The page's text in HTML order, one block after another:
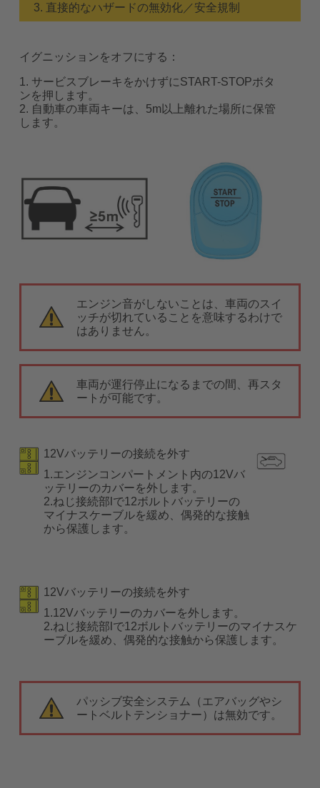
3. 直接的なハザードの無効化／安全規制
イグニッションをオフにする：
1. サービスブレーキをかけずにSTART-STOPボタ
ンを押します。
2. 自動車の車両キーは、5m以上離れた場所に保管
します。
エンジン音がしないことは、車両のスイ
ッチが切れていることを意味するわけで
はありません。
車両が運行停止になるまでの間、再スタ
ートが可能です。
12Vバッテリーの接続を外す
1.エンジンコンパートメント内の12Vバ
ッテリーのカバーを外します。
2.ねじ接続部lで12ボルトバッテリーの
マイナスケーブルを緩め、偶発的な接触
から保護します。
12Vバッテリーの接続を外す
1.12Vバッテリーのカバーを外します。
2.ねじ接続部lで12ボルトバッテリーのマイナスケ
ーブルを緩め、偶発的な接触から保護します。
パッシブ安全システム（エアバッグやシ
ートベルトテンショナー）は無効です。